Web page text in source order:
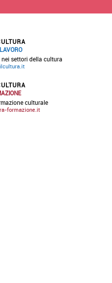
LAVORO
settori della cultura
culturale
formazione.it